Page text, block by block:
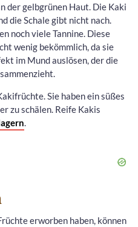
der gelbgrünen Haut. Die Kaki
die Schale gibt nicht nach.
noch viele Tannine. Diese
wenig bekömmlich, da sie
im Mund auslösen, der die
Sie haben ein süßes
zu schälen. Reife Kakis
erworben haben, können